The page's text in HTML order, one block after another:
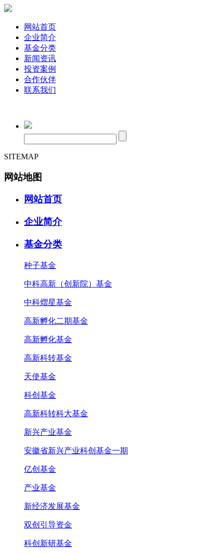
网站首页
企业简介
基金分类
新闻资讯
投资案例
合作伙伴
联系我们
SITEMAP
网站地图
网站首页
企业简介
基金分类
种子基金
中科高新（创新院）基金
中科熠星基金
高新孵化二期基金
高新孵化基金
高新科转基金
天使基金
科创基金
高新科转科大基金
新兴产业基金
安徽省新兴产业科创基金一期
亿创基金
产业基金
新经济发展基金
双创引导资金
科创新研基金